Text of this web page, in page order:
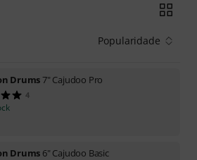
Popularidade
Drums7" Cajudoo Pro
4
Drums 6" Cajudoo Basic